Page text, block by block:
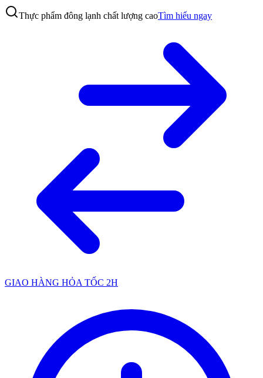
Thực phẩm đông lạnh chất lượng caoTìm hiểu ngay
GIAO HÀNG HỎA TỐC 2H